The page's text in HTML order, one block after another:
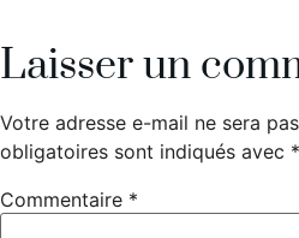
Laisser un
Votre adresse e-mail ne sera
obligatoires sont indiqués avec *
Commentaire *